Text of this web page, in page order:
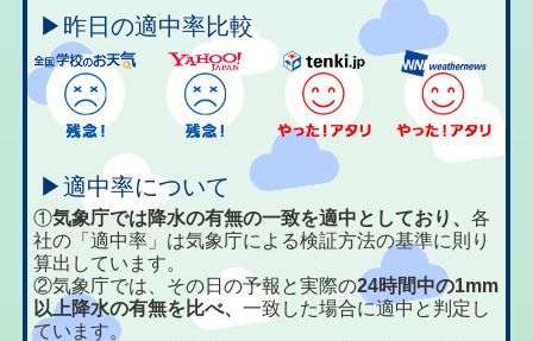
▶昨日の適中率比較
▶適中率について
①気象庁では降水の有無の一致を適中としており、各
社の「適中率」は気象庁による検証方法の基準に則り
算出しています。
②気象庁では、その日の予報と実際の24時間中の1mm
以上降水の有無を比べ、一致した場合に適中と判定し
ています。